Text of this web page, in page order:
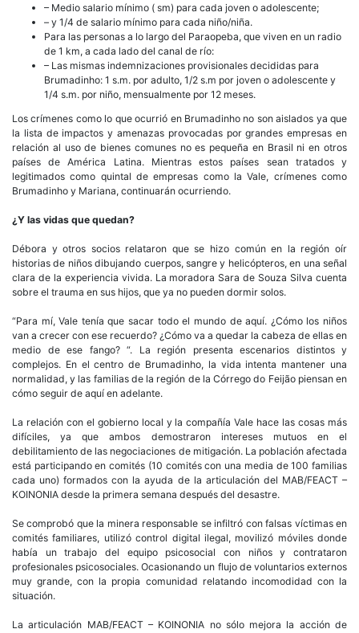
– Medio salario mínimo ( sm) para cada joven o adolescente;
– y 1/4 de salario mínimo para cada niño/niña.
Para las personas a lo largo del Paraopeba, que viven en un radio
de 1 km, a cada lado del canal de río:
– Las mismas indemnizaciones provisionales decididas para
Brumadinho: 1 s.m. por adulto, 1/2 s.m por joven o adolescente y
1/4 s.m. por niño, mensualmente por 12 meses.
Los crímenes como lo que ocurrió en Brumadinho no son aislados ya que
la lista de impactos y amenazas provocadas por grandes empresas en
relación al uso de bienes comunes no es pequeña en Brasil ni en otros
países de América Latina. Mientras estos países sean tratados y
legitimados como quintal de empresas como la Vale, crímenes como
Brumadinho y Mariana, continuarán ocurriendo.
¿Y las vidas que quedan?
Débora y otros socios relataron que se hizo común en la región oír
historias de niños dibujando cuerpos, sangre y helicópteros, en una señal
clara de la experiencia vivida. La moradora Sara de Souza Silva cuenta
sobre el trauma en sus hijos, que ya no pueden dormir solos.
“Para mí, Vale tenía que sacar todo el mundo de aquí. ¿Cómo los niños
van a crecer con ese recuerdo? ¿Cómo va a quedar la cabeza de ellas en
medio de ese fango? “. La región presenta escenarios distintos y
complejos. En el centro de Brumadinho, la vida intenta mantener una
normalidad, y las familias de la región de la Córrego do Feijão piensan en
cómo seguir de aquí en adelante.
La relación con el gobierno local y la compañía Vale hace las cosas más
difíciles, ya que ambos demostraron intereses mutuos en el
debilitamiento de las negociaciones de mitigación. La población afectada
está participando en comités (10 comités con una media de 100 familias
cada uno) formados con la ayuda de la articulación del MAB/FEACT –
KOINONIA desde la primera semana después del desastre.
Se comprobó que la minera responsable se infiltró con falsas víctimas en
comités familiares, utilizó control digital ilegal, movilizó móviles donde
había un trabajo del equipo psicosocial con niños y contrataron
profesionales psicosociales. Ocasionando un flujo de voluntarios externos
muy grande, con la propia comunidad relatando incomodidad con la
situación.
La articulación MAB/FEACT – KOINONIA no sólo mejora la acción de